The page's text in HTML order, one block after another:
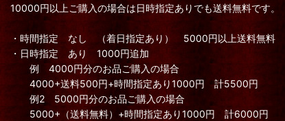
10000円以上ご購入の場合は日時指定ありでも送料無料です。
・時間指定 なし （着日指定あり） 5000円以上送料無料
・日時指定 あり 1000円追加
例 4000円分のお品ご購入の場合
4000+送料500円+時間指定あり1000円 計5500円
例2 5000円分のお品ご購入の場合
5000+（送料無料）+時間指定あり1000円 計6000円